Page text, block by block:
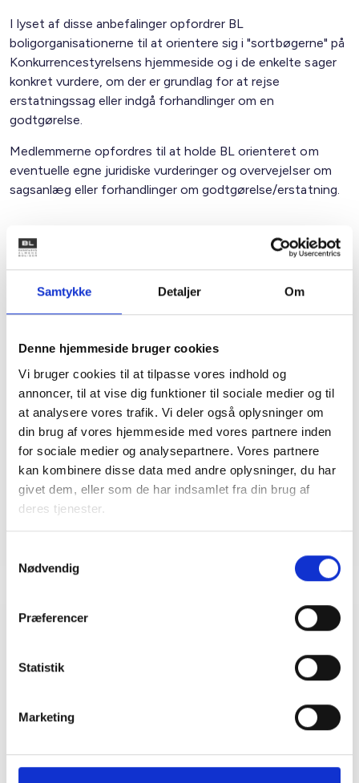
Samtykke Detaljer Om
Denne hjemmeside bruger cookies
Vi bruger cookies til at tilpasse vores indhold og
annoncer, til at vise dig funktioner til sociale medier og til
at analysere vores trafik. Vi deler også oplysninger om
din brug af vores hjemmeside med vores partnere inden
for sociale medier og analysepartnere. Vores partnere
kan kombinere disse data med andre oplysninger, du har
givet dem, eller som de har indsamlet fra din brug af
deres tjenester.
Nødvendig
Præferencer
Statistik
Marketing
I lyset af disse anbefalinger opfordrer BL
boligorganisationerne til at orientere sig i "sortbøgerne" på
Konkurrencestyrelsens hjemmeside og i de enkelte sager
konkret vurdere, om der er grundlag for at rejse
erstatningssag eller indgå forhandlinger om en
godtgørelse.
Medlemmerne opfordres til at holde BL orienteret om
eventuelle egne juridiske vurderinger og overvejelser om
sagsanlæg eller forhandlinger om godtgørelse/erstatning.
Med venlig hilsen
Gert Nielsen / Bent Madsen
Kontakt
Bent Madsen
Adm. direktør
Tlf: 28 88 18 77
Mail: bma@bl.dk
Nye krav om fjernaflæste målere – alle
ejendomme skal være klar senest 1. januar